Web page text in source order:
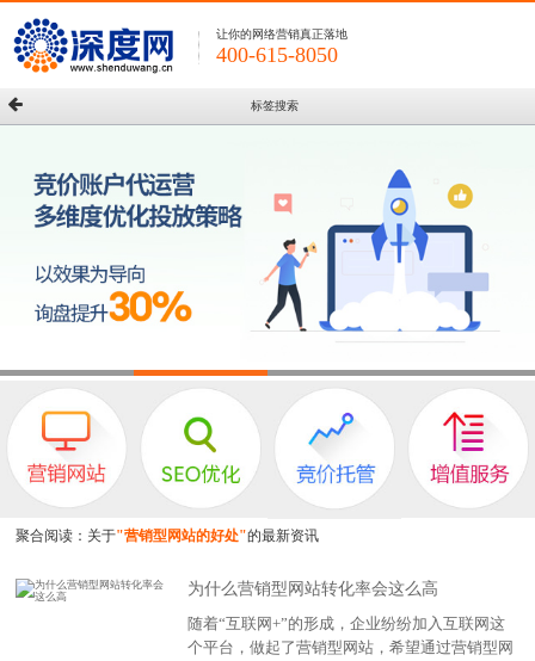
让你的网络营销真正落地
400-615-8050
标签搜索
聚合阅读：关于"营销型网站的好处"的最新资讯
为什么营销型网站转化率会这么高
随着“互联网+”的形成，企业纷纷加入互联网这
个平台，做起了营销型网站，希望通过营销型网